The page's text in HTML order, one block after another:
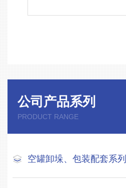
公司产品系列
PRODUCT RANGE
空罐卸垛、包装配套系列